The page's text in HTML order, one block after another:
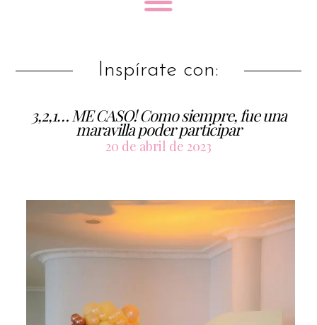
Inspírate con:
3,2,1… ME CASO! Como siempre, fue una
maravilla poder participar
20 de abril de 2023